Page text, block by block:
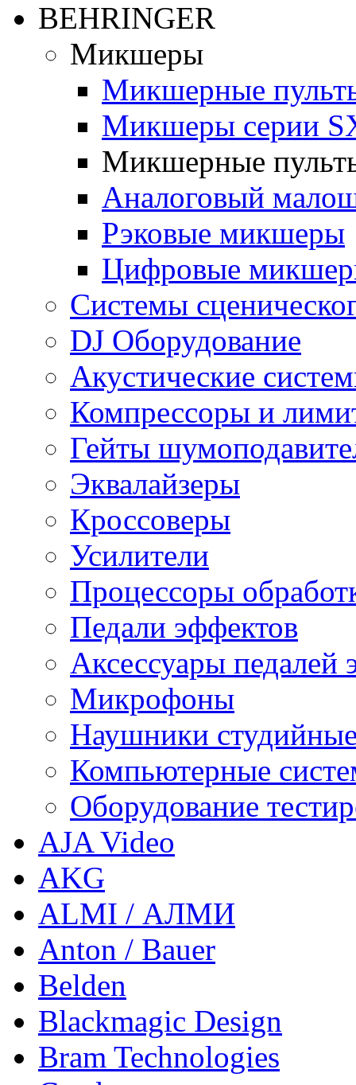
BEHRINGER
Микшеры
Микшерные
Микшеры серии
Микшерные
Аналоговый
Рэковые микшеры
Цифровые
Системы
DJ Оборудование
Акустические
Компрессоры и
Гейты
Эквалайзеры
Кроссоверы
Усилители
Процессоры
Педали эффектов
Аксессуары педалей
Микрофоны
Наушники
Компьютерные
Оборудование
AJA Video
AKG
ALMI / АЛМИ
Anton / Bauer
Belden
Blackmagic Design
Bram Technologies